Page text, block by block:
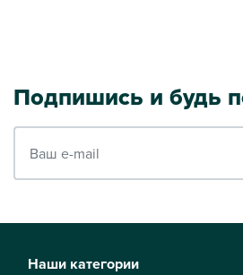
Подпишись и будь
Наши категории